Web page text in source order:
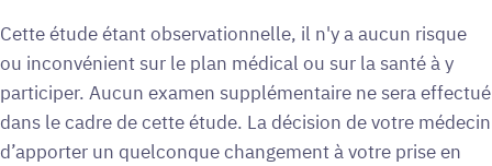
Cette étude étant observationnelle, il n'y a aucun risque
ou inconvénient sur le plan médical ou sur la santé à y
participer. Aucun examen supplémentaire ne sera effectué
dans le cadre de cette étude. La décision de votre médecin
d’apporter un quelconque changement à votre prise en